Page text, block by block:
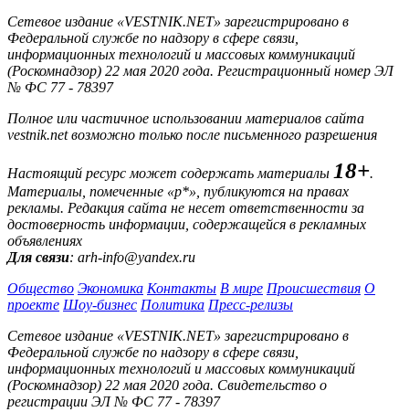
Сетевое издание «VESTNIK.NET» зарегистрировано в
Федеральной службе по надзору в сфере связи,
информационных технологий и массовых коммуникаций
(Роскомнадзор) 22 мая 2020 года. Регистрационный номер ЭЛ
№ ФС 77 - 78397
Полное или частичное использовании материалов сайта
vestnik.net возможно только после письменного разрешения
Настоящий ресурс может содержать материалы 18+.
Материалы, помеченные «р*», публикуются на правах
рекламы. Редакция сайта не несет ответственности за
достоверность информации, содержащейся в рекламных
объявлениях
Для связи: arh-info@yandex.ru
Общество Экономика Контакты В мире Происшествия О
проекте Шоу-бизнес Политика Пресс-релизы
Сетевое издание «VESTNIK.NET» зарегистрировано в
Федеральной службе по надзору в сфере связи,
информационных технологий и массовых коммуникаций
(Роскомнадзор) 22 мая 2020 года. Свидетельство о
регистрации ЭЛ № ФС 77 - 78397